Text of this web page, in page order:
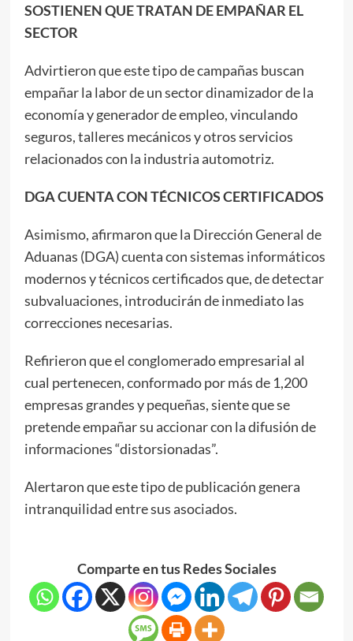
SOSTIENEN QUE TRATAN DE EMPAÑAR EL
SECTOR
Advirtieron que este tipo de campañas buscan
empañar la labor de un sector dinamizador de la
economía y generador de empleo, vinculando
seguros, talleres mecánicos y otros servicios
relacionados con la industria automotriz.
DGA CUENTA CON TÉCNICOS CERTIFICADOS
Asimismo, afirmaron que la Dirección General de
Aduanas (DGA) cuenta con sistemas informáticos
modernos y técnicos certificados que, de detectar
subvaluaciones, introducirán de inmediato las
correcciones necesarias.
Refirieron que el conglomerado empresarial al
cual pertenecen, conformado por más de 1,200
empresas grandes y pequeñas, siente que se
pretende empañar su accionar con la difusión de
informaciones “distorsionadas”.
Alertaron que este tipo de publicación genera
intranquilidad entre sus asociados.
Comparte en tus Redes Sociales